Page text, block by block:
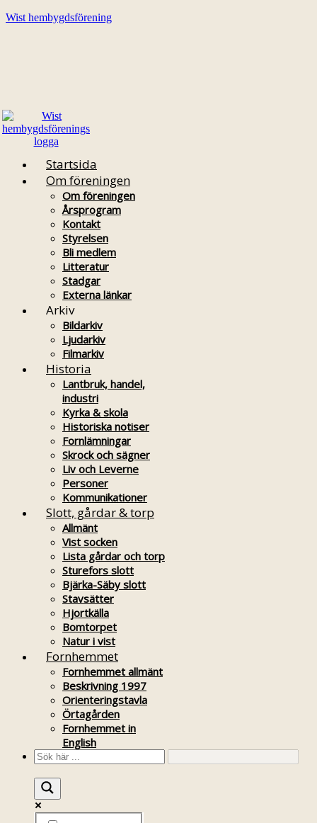
Wist hembygdsförening
Startsida
Om föreningen
Om föreningen
Årsprogram
Kontakt
Styrelsen
Bli medlem
Litteratur
Stadgar
Externa länkar
Arkiv
Bildarkiv
Ljudarkiv
Filmarkiv
Historia
Lantbruk, handel,
industri
Kyrka & skola
Historiska notiser
Fornlämningar
Skrock och sägner
Liv och Leverne
Personer
Kommunikationer
Slott, gårdar & torp
Allmänt
Vist socken
Lista gårdar och torp
Sturefors slott
Bjärka-Säby slott
Stavsätter
Hjortkälla
Bomtorpet
Natur i vist
Fornhemmet
Fornhemmet allmänt
Beskrivning 1997
Orienteringstavla
Örtagården
Fornhemmet in
English